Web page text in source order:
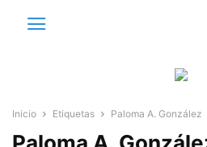
Inicio Etiquetas Paloma A. González